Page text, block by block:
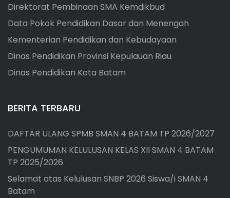
Direktorat Pembinaan SMA Kemdikbud
Data Pokok Pendidikan Dasar dan Menengah
Kementerian Pendidikan dan Kebudayaan
Dinas Pendidikan Provinsi Kepulauan Riau
Dinas Pendidikan Kota Batam
BERITA TERBARU
DAFTAR ULANG SPMB SMAN 4 BATAM TP 2026/2027
PENGUMUMAN KELULUSAN KELAS XII SMAN 4 BATAM
TP 2025/2026
Selamat atas Kelulusan SNBP 2026 Siswa/i SMAN 4
Batam